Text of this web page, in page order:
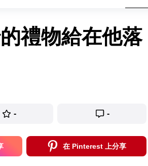
禮物給在他落
- -
在 Pinterest 上分享